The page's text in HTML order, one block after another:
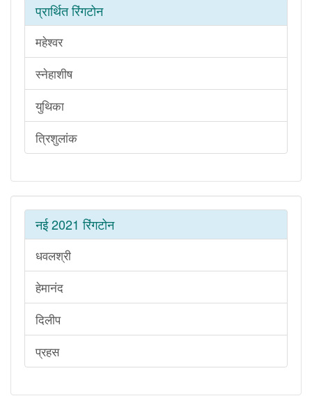
प्रार्थित रिंगटोन
महेश्वर
स्नेहाशीष
युथिका
त्रिशुलांक
नई 2021 रिंगटोन
धवलश्री
हेमानंद
दिलीप
प्रहस